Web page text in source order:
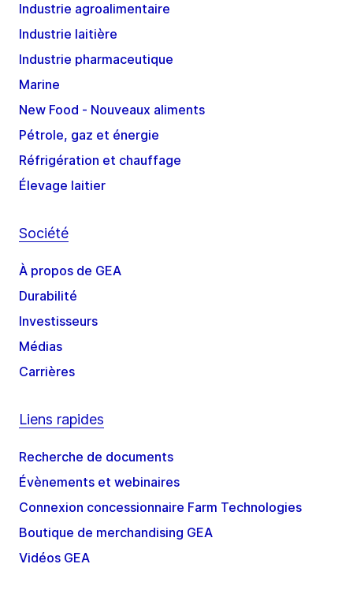
Industrie agroalimentaire
Industrie laitière
Industrie pharmaceutique
Marine
New Food - Nouveaux aliments
Pétrole, gaz et énergie
Réfrigération et chauffage
Élevage laitier
Société
À propos de GEA
Durabilité
Investisseurs
Médias
Carrières
Liens rapides
Recherche de documents
Évènements et webinaires
Connexion concessionnaire Farm Technologies
Boutique de merchandising GEA
Vidéos GEA